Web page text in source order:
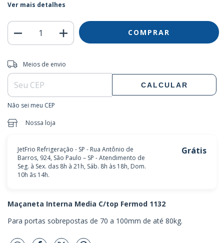
Ver mais detalhes
Entregas para o CEP:
Meios de envio
CALCULAR
Não sei meu CEP
Nossa loja
JetFrio Refrigeração - SP - Rua Antônio de
Barros, 924, São Paulo – SP - Atendimento de
Seg. à Sex. das 8h à 21h, Sáb. 8h às 18h, Dom.
10h ãs 14h.
Grátis
Maçaneta Interna Media C/top Fermod 1132
Para portas sobrepostas de 70 a 100mm de até 80kg.